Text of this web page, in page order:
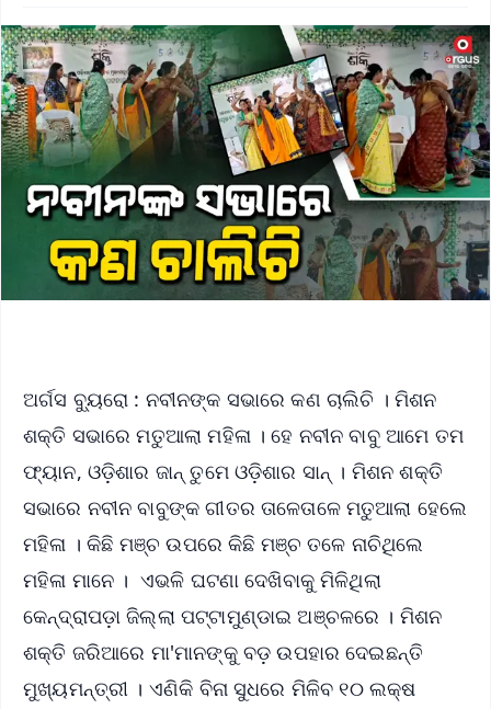
Argus Chalo Dekhein Apna Desh
ଅର୍ଗସ ବ୍ୟୁରୋ : ନବୀନଙ୍କ ସଭାରେ କଣ ଚାଲିଚି । ମିଶନ
ଶକ୍ତି ସଭାରେ ମତୁଆଲା ମହିଳା । ହେ ନବୀନ ବାବୁ ଆମେ ତମ
ଫ୍ୟାନ, ଓଡ଼ିଶାର ଜାନ୍ ତୁମେ ଓଡ଼ିଶାର ସାନ୍ । ମିଶନ ଶକ୍ତି
ସଭାରେ ନବୀନ ବାବୁଙ୍କ ଗୀତର ତାଳେତାଳେ ମତୁଆଲା ହେଲେ
ମହିଳା । କିଛି ମଞ୍ଚ ଉପରେ କିଛି ମଞ୍ଚ ତଳେ ନାଚିଥିଲେ
ମହିଳା ମାନେ । ଏଭଳି ଘଟଣା ଦେଖିବାକୁ ମିଳିଥିଲା
କେନ୍ଦ୍ରାପଡ଼ା ଜିଲ୍ଲା ପଟ୍ଟାମୁଣ୍ଡାଇ ଅଞ୍ଚଳରେ । ମିଶନ
ଶକ୍ତି ଜରିଆରେ ମା'ମାନଙ୍କୁ ବଡ଼ ଉପହାର ଦେଇଛନ୍ତି
ମୁଖ୍ୟମନ୍ତ୍ରୀ । ଏଣିକି ବିନା ସୁଧରେ ମିଳିବ ୧୦ ଲକ୍ଷ